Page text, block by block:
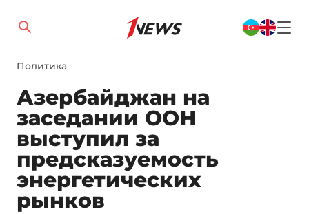
Политика
Азербайджан на
заседании ООН
выступил за
предсказуемость
энергетических
рынков